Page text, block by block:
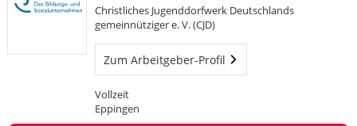
Christliches Jugenddorfwerk Deutschlands
gemeinnütziger e. V. (CJD)
Zum Arbeitgeber-Profil
Vollzeit
Eppingen